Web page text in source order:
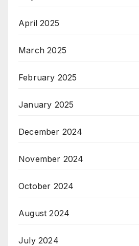
April 2025
March 2025
February 2025
January 2025
December 2024
November 2024
October 2024
August 2024
July 2024